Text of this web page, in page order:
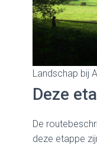
Landschap bij
Deze
De
deze etappe